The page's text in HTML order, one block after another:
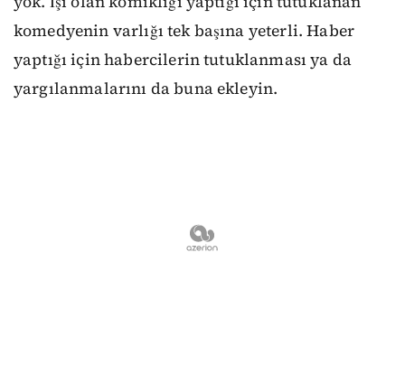
komedyenin varlığı tek başına yeterli. Haber
yaptığı için habercilerin tutuklanması ya da
yargılanmalarını da buna ekleyin.